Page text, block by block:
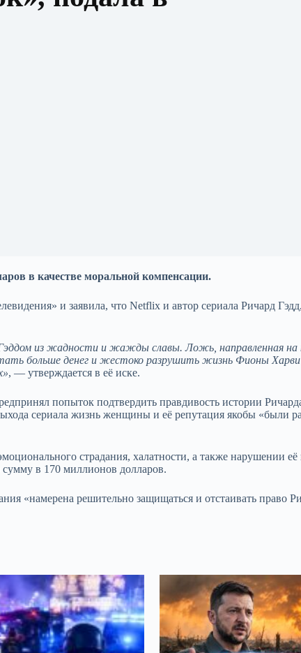
в качестве моральной компенсации.
и заявила, что Netflix и автор сериала Ричард
из жадности и жажды славы. Ложь, направленная
больше денег и жестоко разрушить жизнь Фионы
, — утверждается в её иске.
попыток подтвердить правдивость истории
сериала жизнь женщины и её репутация якобы «были
страдания, халатности, а также нарушении её
сумму в 170 миллионов долларов.
«намерена решительно защищаться и отстаивать право